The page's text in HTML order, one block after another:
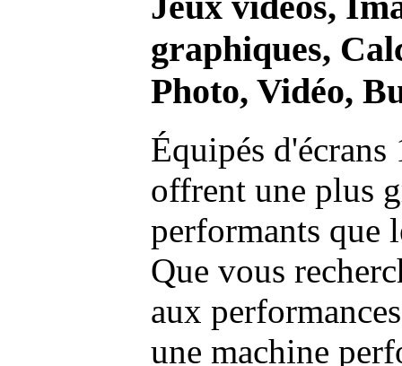
graphiques,
Photo, Vidéo,
Équipés
offrent une plus
performants que
Que vous
aux
une machine